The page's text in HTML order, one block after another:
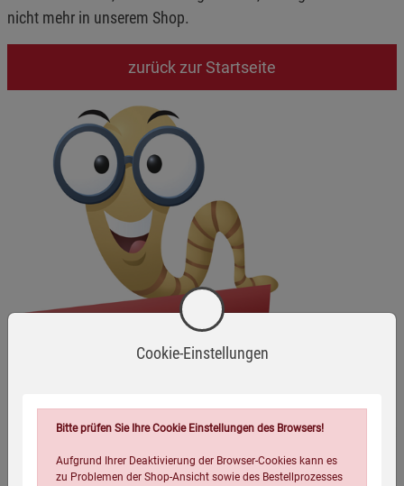
nicht mehr in unserem Shop.
zurück zur Startseite
Cookie-Einstellungen
Bitte prüfen Sie Ihre Cookie Einstellungen des Browsers!
Aufgrund Ihrer Deaktivierung der Browser-Cookies kann es
zu Problemen der Shop-Ansicht sowie des Bestellprozesses